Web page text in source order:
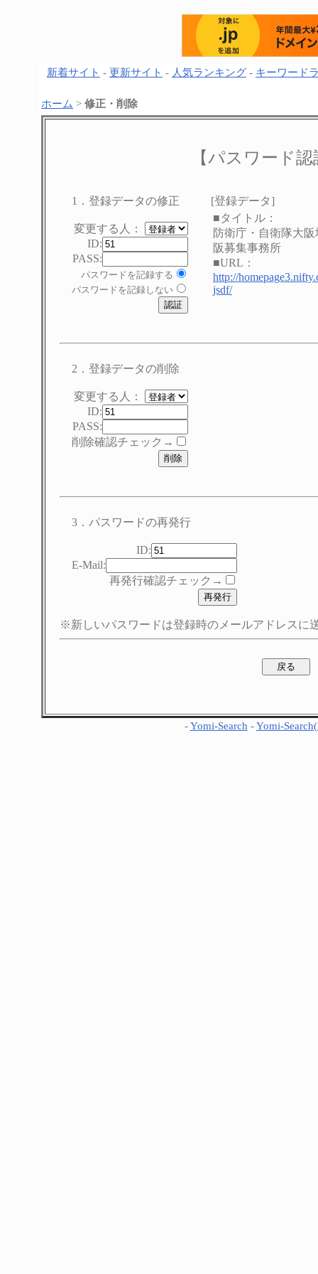
新着サイト - 更新サイト - 人気ランキング - キーワード
ホーム > 修正・削除
【パスワード
1．登録データの修正
変更する人：
ID:
PASS:
パスワードを記録する
パスワードを記録しない
[登録データ]
■タイトル：
防衛庁・自衛隊大
阪募集事務所
■URL：
http://
jsdf/
2．登録データの削除
変更する人：
ID:
PASS:
削除確認チェック→
3．パスワードの再発行
ID:
E-Mail:
再発行確認チェック→
※新しいパスワードは登録時のメールアドレスに
-Yomi-Search -Yomi-